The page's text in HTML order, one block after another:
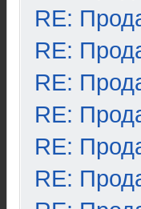
RE:
RE:
RE:
RE:
RE:
RE: